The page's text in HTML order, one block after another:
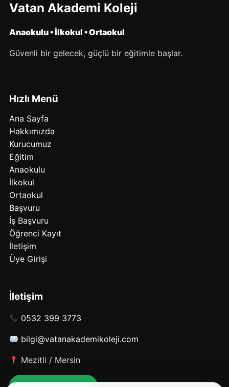
Vatan Akademi Koleji
Anaokulu • İlkokul • Ortaokul
Güvenli bir gelecek, güçlü bir eğitimle başlar.
Hızlı Menü
Ana Sayfa
Hakkımızda
Kurucumuz
Eğitim
Anaokulu
İlkokul
Ortaokul
Başvuru
İş Başvuru
Öğrenci Kayıt
İletişim
Üye Girişi
İletişim
0532 399 3773
bilgi@vatanakademikoleji.com
Mezitli / Mersin